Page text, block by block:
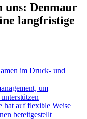
uns: Denmaur
langfristige
im Druck- und
um
hat auf flexible Weise
bereitgestellt